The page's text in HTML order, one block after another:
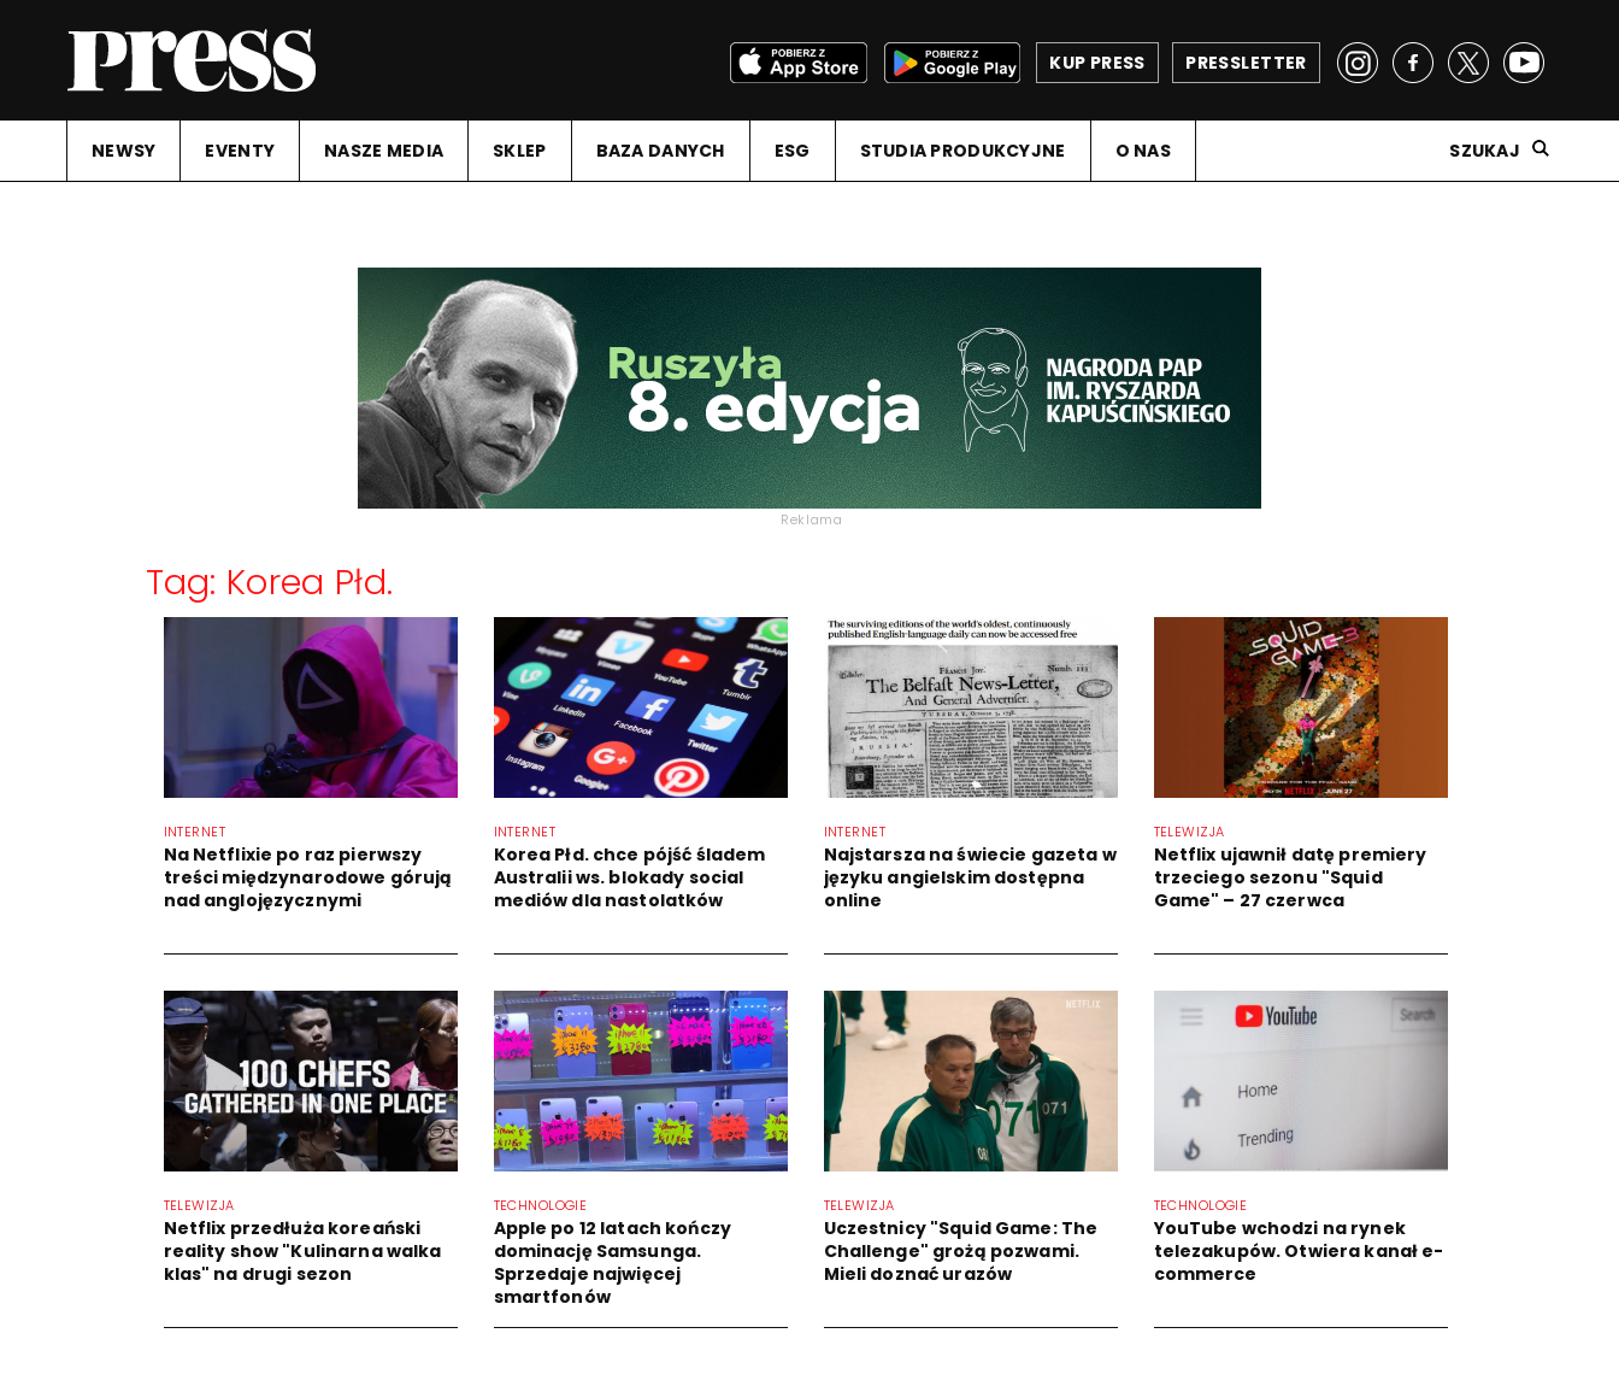
PRESSLETTER
KUP PRESS
NEWSY EVENTY NASZE MEDIA SKLEP BAZA DANYCH ESG STUDIA PRODUKCYJNE O NAS SZUKAJ
Reklama
Tag: Korea Płd.
INTERNET
Na Netflixie po raz pierwszy
treści międzynarodowe górują
nad anglojęzycznymi
INTERNET
Korea Płd. chce pójść śladem
Australii ws. blokady social
mediów dla nastolatków
INTERNET
Najstarsza na świecie gazeta w
języku angielskim dostępna
online
TELEWIZJA
Netflix ujawnił datę premiery
trzeciego sezonu "Squid
Game" – 27 czerwca
TELEWIZJA
Netflix przedłuża koreański
reality show "Kulinarna walka
klas" na drugi sezon
TECHNOLOGIE
Apple po 12 latach kończy
dominację Samsunga.
Sprzedaje najwięcej
smartfonów
TELEWIZJA
Uczestnicy "Squid Game: The
Challenge" grożą pozwami.
Mieli doznać urazów
TECHNOLOGIE
YouTube wchodzi na rynek
telezakupów. Otwiera kanał e-
commerce